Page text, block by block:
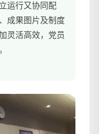
运行又协同配
成果图片及制度
灵活高效，党员